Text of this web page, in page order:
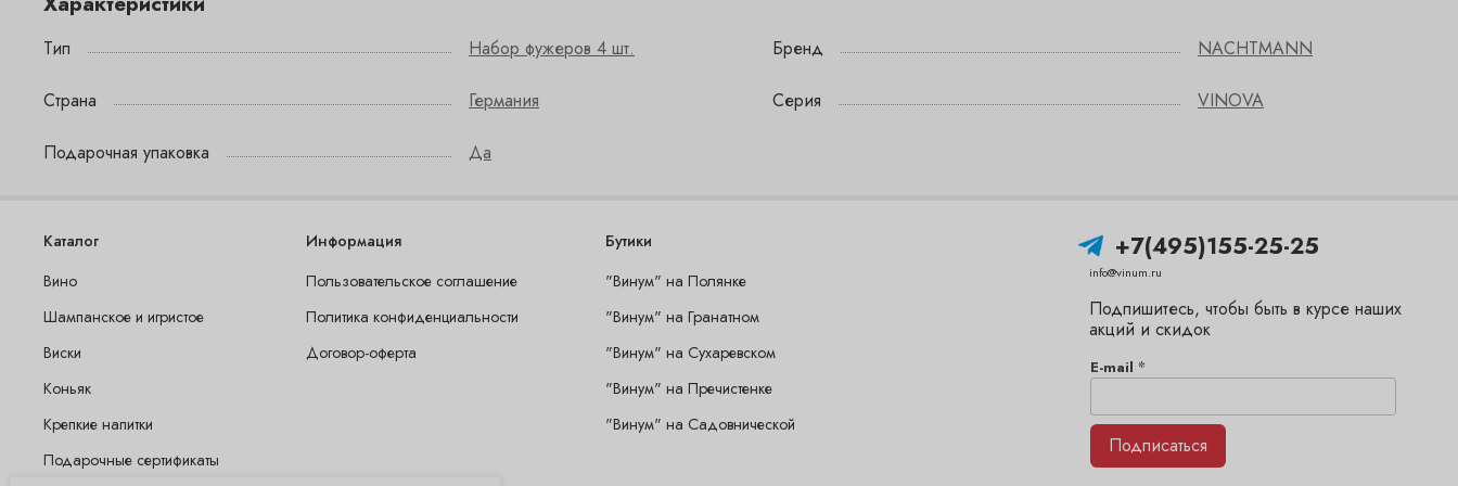
Тип Набор фужеров 4 шт. Бренд NACHTMANN
Страна Германия Серия VINOVA
Подарочная упаковка Да
Каталог
Вино
Шампанское и игристое
Виски
Коньяк
Крепкие напитки
Подарочные сертификаты
Информация
Пользовательское соглашение
Политика конфиденциальности
Договор-оферта
Бутики
"Винум" на Полянке
"Винум" на Гранатном
"Винум" на Сухаревском
"Винум" на Пречистенке
"Винум" на Садовнической
+7(495)155-25-25
info@vinum.ru
Подпишитесь, чтобы быть в курсе наших
акций и скидок
E-mail *
Подписаться